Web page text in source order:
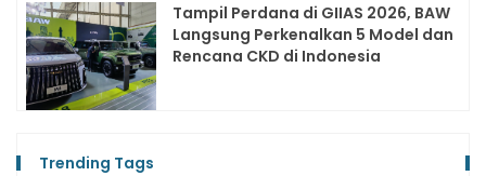
Tampil Perdana di GIIAS 2026, BAW
Langsung Perkenalkan 5 Model dan
Rencana CKD di Indonesia
Trending Tags